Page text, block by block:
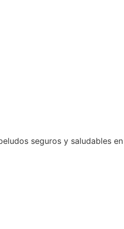
seguros y saludables en